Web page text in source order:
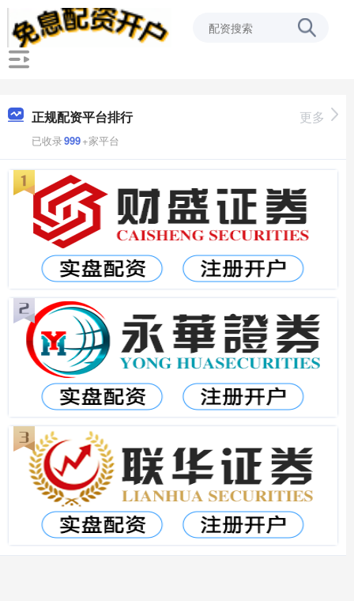
正规配资平台排行
已收录999+家平台
更多